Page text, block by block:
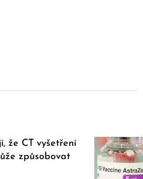
že CT vyšetření
způsobovat